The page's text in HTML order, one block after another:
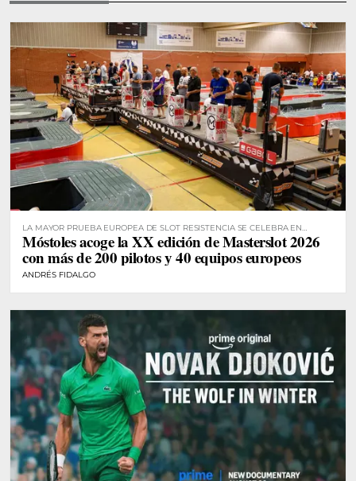
LA MAYOR PRUEBA EUROPEA DE SLOT RESISTENCIA SE CELEBRA EN
MÓSTOLES
Móstoles acoge la XX edición de Masterslot 2026
con más de 200 pilotos y 40 equipos europeos
ANDRÉS FIDALGO